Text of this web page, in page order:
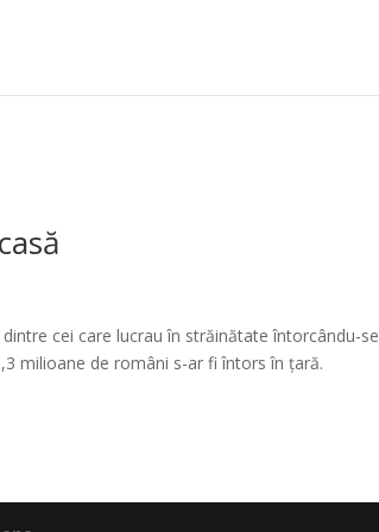
cei care lucrau în străinătate întorcându-se
milioane de români s-ar fi întors în țară.